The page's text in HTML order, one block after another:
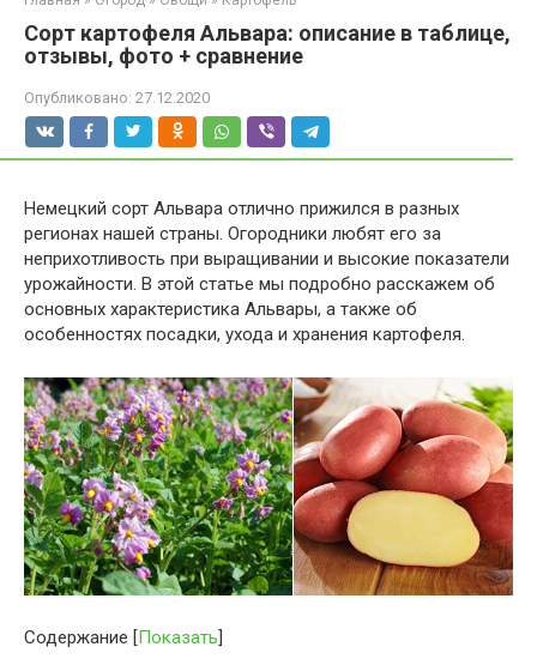
Сорт картофеля Альвара: описание в таблице,
отзывы, фото + сравнение
Опубликовано: 27.12.2020
Немецкий сорт Альвара отлично прижился в разных
регионах нашей страны. Огородники любят его за
неприхотливость при выращивании и высокие показатели
урожайности. В этой статье мы подробно расскажем об
основных характеристика Альвары, а также об
особенностях посадки, ухода и хранения картофеля.
Содержание [Показать]